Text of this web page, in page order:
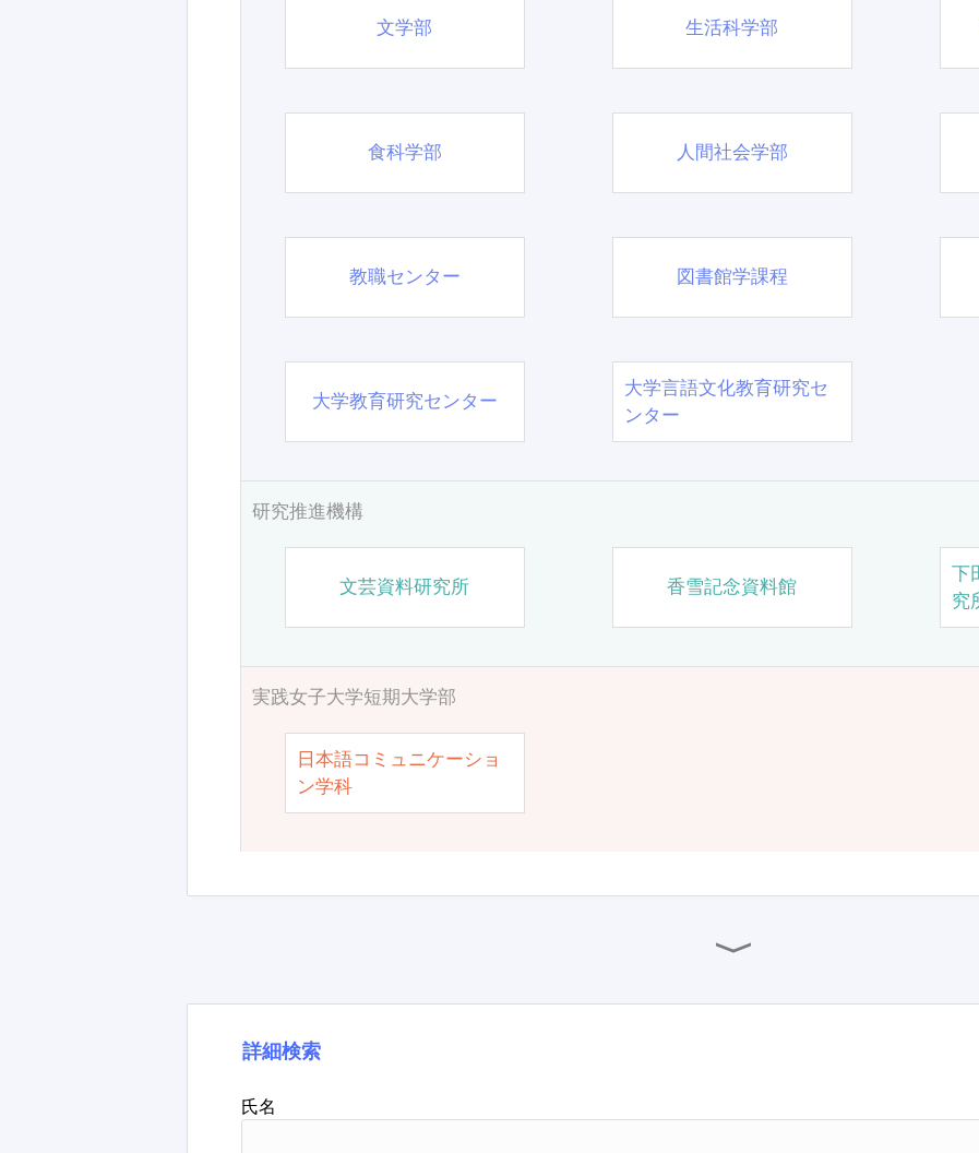
文学部 生活科学部
食科学部 人間社会学部
教職センター 図書館学課程
大学教育研究センター
大学言語文化教育研究セ
ンター
研究推進機構
文芸資料研究所 香雪記念資料館
下
究
実践女子大学短期大学部
日本語コミュニケーショ
ン学科
詳細検索
氏名